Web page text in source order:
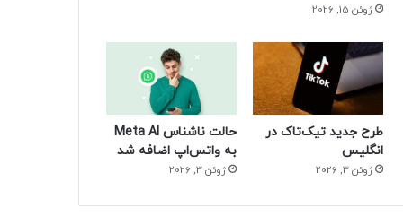
ژوئن 15, 2026
طرح جدید تیک‌تاک در
انگلیس
ژوئن 3, 2026
حالت ناشناس Meta AI
به واتس‌اپ اضافه شد
ژوئن 3, 2026